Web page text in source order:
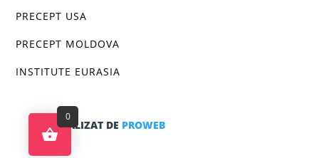
PRECEPT USA
PRECEPT MOLDOVA
INSTITUTE EURASIA
SITE REALIZAT DE PROWEB
0